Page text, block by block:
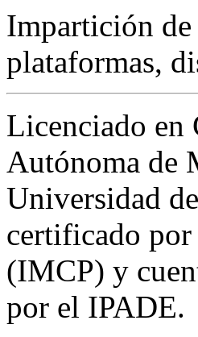
Impartición de
plataformas,
Licenciado en
Autónoma de
Universidad
certificado
(IMCP) y
por el IPADE.